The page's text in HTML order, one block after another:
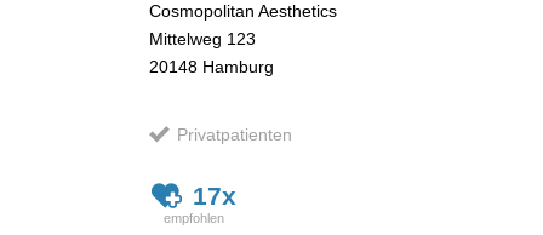
Cosmopolitan Aesthetics
Mittelweg 123
20148 Hamburg
Privatpatienten
17x